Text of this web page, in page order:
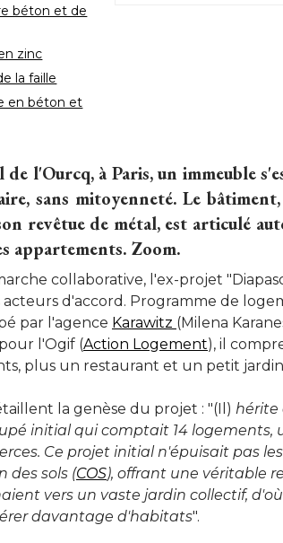
béton et de
zinc
la faille
en béton et
de l'Ourcq, à Paris, un immeuble
sans mitoyenneté. Le
revêtue de métal, est articulé
appartements. Zoom.
collaborative, l'ex-projet
d'accord. Programme de
par l'agence Karawitz (Milena
l'Ogif (Action Logement), il
plus un restaurant et un petit
la genèse du projet : "(Il) hérite
initial qui comptait 14 logements,
Ce projet initial n'épuisait pas
des sols (COS), offrant une véritable
vers un vaste jardin collectif,
davantage d'habitats".